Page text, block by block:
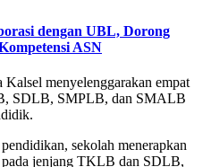
dengan UBL, Dorong
ASN
menyelenggarakan empat
SDLB, SMPLB, dan SMALB
sekolah menerapkan
jenjang TKLB dan SDLB,